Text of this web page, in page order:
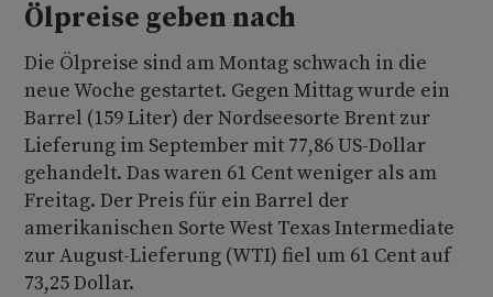
Ölpreise geben nach
Die Ölpreise sind am Montag schwach in die
neue Woche gestartet. Gegen Mittag wurde ein
Barrel (159 Liter) der Nordseesorte Brent zur
Lieferung im September mit 77,86 US-Dollar
gehandelt. Das waren 61 Cent weniger als am
Freitag. Der Preis für ein Barrel der
amerikanischen Sorte West Texas Intermediate
zur August-Lieferung (WTI) fiel um 61 Cent auf
73,25 Dollar.